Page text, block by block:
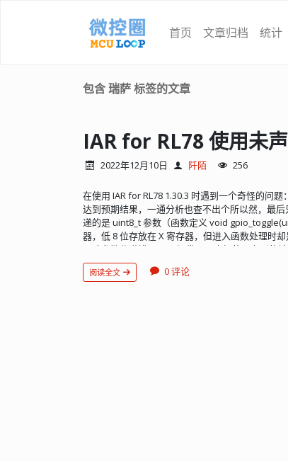
首页 文章归档 统计
包含 瑞萨 标签的文章
IAR for RL78 使用未
2022年12月10日 阡陌 256
在使用 IAR for RL78 1.30.3 时遇到一个奇怪的问
达到预期结果，一通分析也查不出个所以然，最
递的是 uint8_t 参数（函数定义 void
器，低 8 位存放在 X 寄存器，但进入函数处理时
导致参数传递错误了。 还发现，奇怪的是在别的
的是 8 位的寄存器 A： 搞糊涂了，为什么同样的
且后续还发现出问题的那个函数所在文件的其他函
阅读全文 0 评论